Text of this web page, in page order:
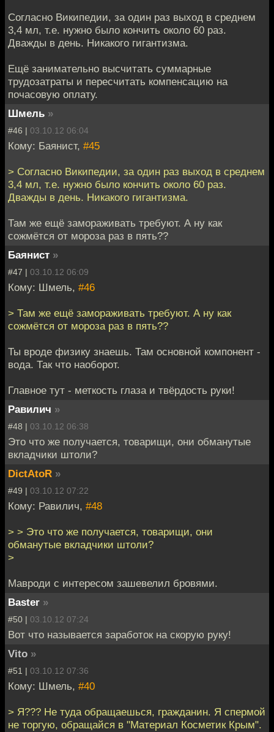
Согласно Википедии, за один раз выход в среднем
3,4 мл, т.е. нужно было кончить около 60 раз.
Дважды в день. Никакого гигантизма.
Ещё занимательно высчитать суммарные
трудозатраты и пересчитать компенсацию на
почасовую оплату.
Шмель »
#46 | 03.10.12 06:04
Кому: Баянист, #45
> Согласно Википедии, за один раз выход в среднем
3,4 мл, т.е. нужно было кончить около 60 раз.
Дважды в день. Никакого гигантизма.
Там же ещё замораживать требуют. А ну как
сожмётся от мороза раз в пять??
Баянист »
#47 | 03.10.12 06:09
Кому: Шмель, #46
> Там же ещё замораживать требуют. А ну как
сожмётся от мороза раз в пять??
Ты вроде физику знаешь. Там основной компонент -
вода. Так что наоборот.
Главное тут - меткость глаза и твёрдость руки!
Равилич »
#48 | 03.10.12 06:38
Это что же получается, товарищи, они обманутые
вкладчики штоли?
DictAtoR »
#49 | 03.10.12 07:22
Кому: Равилич, #48
> > Это что же получается, товарищи, они
обманутые вкладчики штоли?
>
Мавроди с интересом зашевелил бровями.
Baster »
#50 | 03.10.12 07:24
Вот что называется заработок на скорую руку!
Vito »
#51 | 03.10.12 07:36
Кому: Шмель, #40
> Я??? Не туда обращаешься, гражданин. Я спермой
не торгую, обращайся в "Материал Косметик Крым".